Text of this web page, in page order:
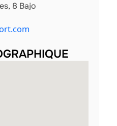
8 Bajo